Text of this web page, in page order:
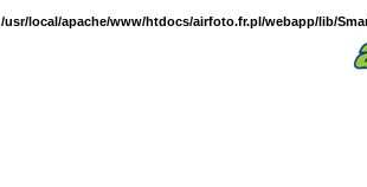
/usr/local/apache/www/htdocs/airfoto.fr.pl/webapp/lib/